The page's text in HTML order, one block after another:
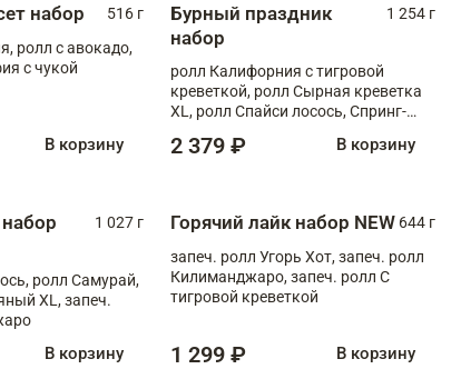
набор
516 г
ролл с авокадо,
с чукой
В корзину
Бурный праздник
набор
1 254 г
ролл Калифорния с тигровой
креветкой, ролл Сырная креветка
XL, ролл Спайси лосось, Спринг-
Медовая креветка
2 379 ₽ В корзину
1 027 г
ролл Самурай,
XL, запеч.
В корзину
Горячий лайк набор NEW 644 г
запеч. ролл Угорь Хот, запеч. ролл
Килиманджаро, запеч. ролл С
тигровой креветкой
1 299 ₽ В корзину